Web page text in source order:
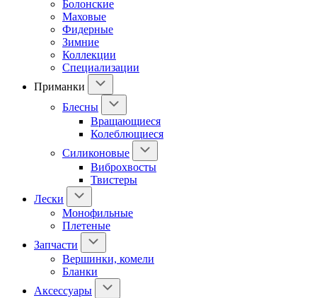
Болонские
Маховые
Фидерные
Зимние
Коллекции
Специализации
Приманки
Блесны
Вращающиеся
Колеблющиеся
Силиконовые
Виброхвосты
Твистеры
Лески
Монофильные
Плетеные
Запчасти
Вершинки, комели
Бланки
Аксессуары